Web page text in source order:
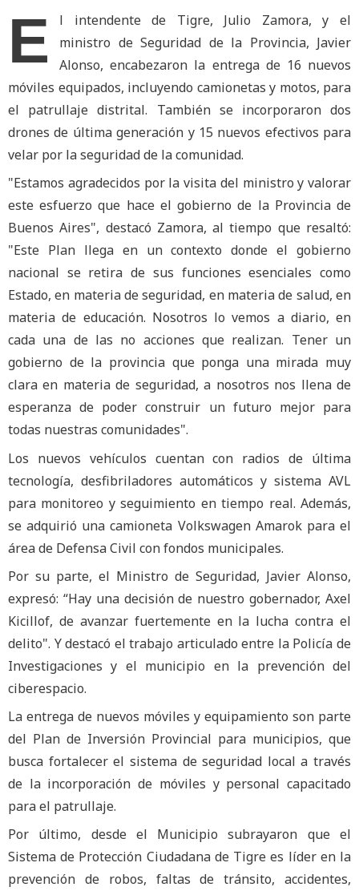
E
l intendente de Tigre, Julio Zamora, y el
ministro de Seguridad de la Provincia, Javier
Alonso, encabezaron la entrega de 16 nuevos
móviles equipados, incluyendo camionetas y motos, para
el patrullaje distrital. También se incorporaron dos
drones de última generación y 15 nuevos efectivos para
velar por la seguridad de la comunidad.
"Estamos agradecidos por la visita del ministro y valorar
este esfuerzo que hace el gobierno de la Provincia de
Buenos Aires", destacó Zamora, al tiempo que resaltó:
"Este Plan llega en un contexto donde el gobierno
nacional se retira de sus funciones esenciales como
Estado, en materia de seguridad, en materia de salud, en
materia de educación. Nosotros lo vemos a diario, en
cada una de las no acciones que realizan. Tener un
gobierno de la provincia que ponga una mirada muy
clara en materia de seguridad, a nosotros nos llena de
esperanza de poder construir un futuro mejor para
todas nuestras comunidades".
Los nuevos vehículos cuentan con radios de última
tecnología, desfibriladores automáticos y sistema AVL
para monitoreo y seguimiento en tiempo real. Además,
se adquirió una camioneta Volkswagen Amarok para el
área de Defensa Civil con fondos municipales.
Por su parte, el Ministro de Seguridad, Javier Alonso,
expresó: “Hay una decisión de nuestro gobernador, Axel
Kicillof, de avanzar fuertemente en la lucha contra el
delito". Y destacó el trabajo articulado entre la Policía de
Investigaciones y el municipio en la prevención del
ciberespacio.
La entrega de nuevos móviles y equipamiento son parte
del Plan de Inversión Provincial para municipios, que
busca fortalecer el sistema de seguridad local a través
de la incorporación de móviles y personal capacitado
para el patrullaje.
Por último, desde el Municipio subrayaron que el
Sistema de Protección Ciudadana de Tigre es líder en la
prevención de robos, faltas de tránsito, accidentes,